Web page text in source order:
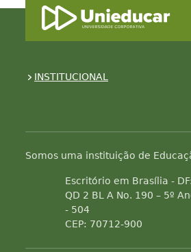
INSTITUCIONAL
Somos uma instituição de
Escritório em Brasília -
QD 2 BL A No. 190 – 5º
- 504
CEP: 70712-900